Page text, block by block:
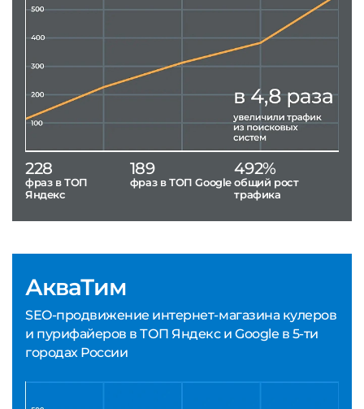
АкваТим
SEO-продвижение интернет-магазина кулеров
и пурифайеров в ТОП Яндекс и Google в 5-ти
городах России
228
фраз в ТОП
Яндекс
189
фраз в ТОП Google
492%
общий рост
трафика